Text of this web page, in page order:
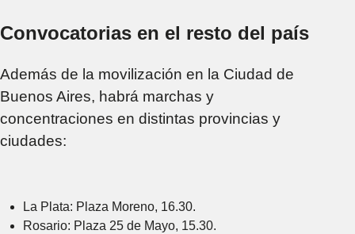
Convocatorias en el resto del país
Además de la movilización en la Ciudad de
Buenos Aires, habrá marchas y
concentraciones en distintas provincias y
ciudades:
La Plata: Plaza Moreno, 16.30.
Rosario: Plaza 25 de Mayo, 15.30.